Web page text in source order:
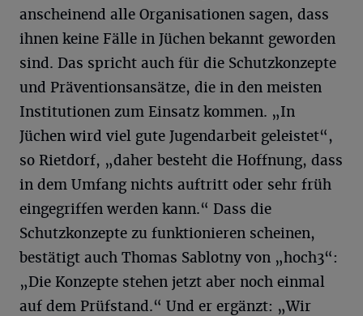
anscheinend alle Organisationen sagen, dass
ihnen keine Fälle in Jüchen bekannt geworden
sind. Das spricht auch für die Schutzkonzepte
und Präventionsansätze, die in den meisten
Institutionen zum Einsatz kommen. „In
Jüchen wird viel gute Jugendarbeit geleistet“,
so Rietdorf, „daher besteht die Hoffnung, dass
in dem Umfang nichts auftritt oder sehr früh
eingegriffen werden kann.“ Dass die
Schutzkonzepte zu funktionieren scheinen,
bestätigt auch Thomas Sablotny von „hoch3“:
„Die Konzepte stehen jetzt aber noch einmal
auf dem Prüfstand.“ Und er ergänzt: „Wir